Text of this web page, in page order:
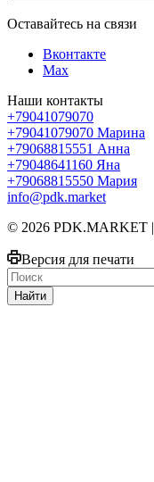
Оставайтесь на связи
Вконтакте
Max
Наши контакты
+79041079070
+79041079070 Марина
+79068815551 Анна
+79048641160 Яна
+79068815550 Мария
info@pdk.market
© 2026 PDK.MARKET |
Версия для печати
Найти